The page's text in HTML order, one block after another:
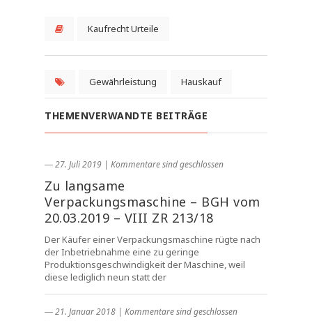
Kaufrecht Urteile
Gewährleistung Hauskauf
THEMENVERWANDTE BEITRÄGE
― 27. Juli 2019 | Kommentare sind geschlossen
Zu langsame
Verpackungsmaschine – BGH vom
20.03.2019 – VIII ZR 213/18
Der Käufer einer Verpackungsmaschine rügte nach
der Inbetriebnahme eine zu geringe
Produktionsgeschwindigkeit der Maschine, weil
diese lediglich neun statt der
― 21. Januar 2018 | Kommentare sind geschlossen